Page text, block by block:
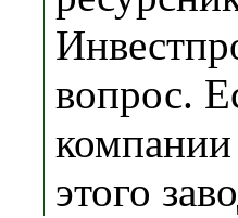
вопрос.
компании
этого